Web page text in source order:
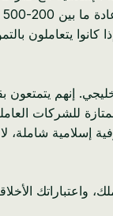
يتعاملون
إنهم يتمتعون
للشركات
شاملة، لا
واعتباراتك